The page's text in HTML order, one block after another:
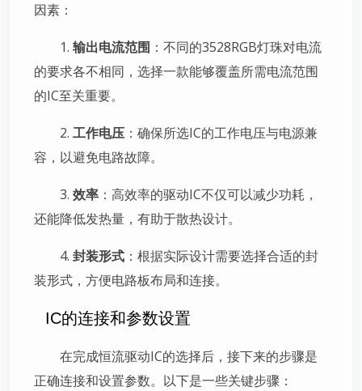
因素：
1. 输出电流范围 ：不同的3528RGB灯珠对电流
的要求各不相同，选择一款能够覆盖所需电流范围
的IC至关重要。
2. 工作电压 ：确保所选IC的工作电压与电源兼
容，以避免电路故障。
3. 效率 ：高效率的驱动IC不仅可以减少功耗，
还能降低发热量，有助于散热设计。
4. 封装形式 ：根据实际设计需要选择合适的封
装形式，方便电路板布局和连接。
IC的连接和参数设置
在完成恒流驱动IC的选择后，接下来的步骤是
正确连接和设置参数。以下是一些关键步骤：